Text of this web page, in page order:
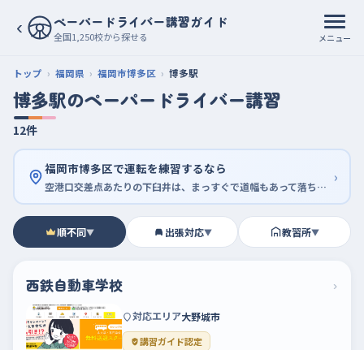
‹ ペーパードライバー講習ガイド
全国1,250校から探せる メニュー
トップ 福岡県 福岡市博多区 博多駅
博多駅のペーパードライバー講習
12件
福岡市博多区で運転を練習するなら
空港口交差点あたりの下臼井は、まっすぐで道幅もあって落ち着いて走れる ›
順不同▼ 出張対応▼ 教習所▼
西鉄自動車学校 ›
対応エリア大野城市
講習ガイド認定